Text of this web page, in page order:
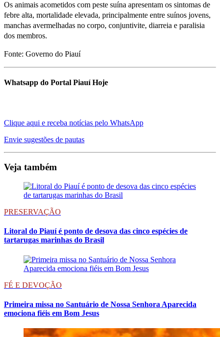
Os animais acometidos com peste suína apresentam os sintomas de
febre alta, mortalidade elevada, principalmente entre suínos jovens,
manchas avermelhadas no corpo, conjuntivite, diarreia e paralisia
dos membros.
Fonte: Governo do Piauí
Whatsapp do Portal Piauí Hoje
Clique aqui e receba notícias pelo WhatsApp
Envie sugestões de pautas
Veja também
PRESERVAÇÃO
Litoral do Piauí é ponto de desova das cinco espécies de
tartarugas marinhas do Brasil
FÉ E DEVOÇÃO
Primeira missa no Santuário de Nossa Senhora Aparecida
emociona fiéis em Bom Jesus